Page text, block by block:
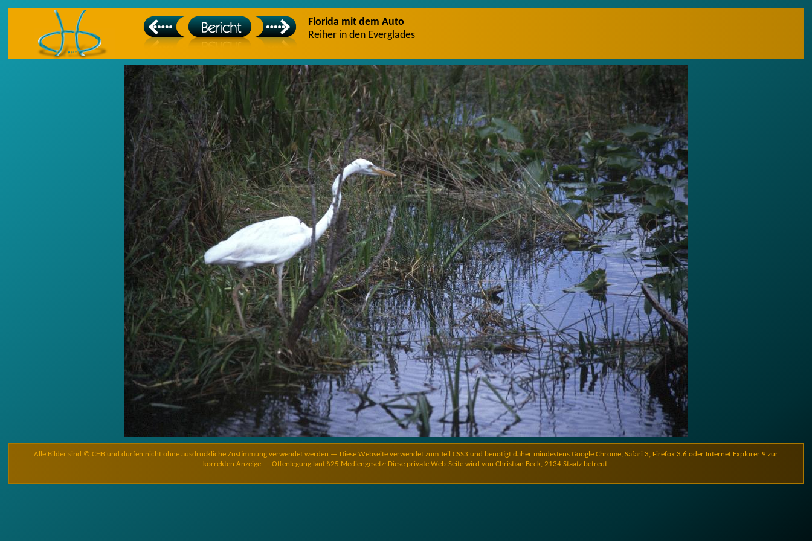
Florida mit dem Auto
Reiher in den Everglades
Alle Bilder sind © CHB und dürfen nicht ohne ausdrückliche Zustimmung verwendet werden — Diese Webseite verwendet zum Teil CSS3 und benötigt daher mindestens Google Chrome, Safari 3, Firefox 3.6 oder Internet Explorer 9 zur
korrekten Anzeige — Offenlegung laut §25 Mediengesetz: Diese private Web-Seite wird von Christian Beck, 2134 Staatz betreut.